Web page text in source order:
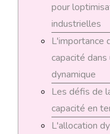
pour
industrielles
L'importance
capacité
dynamique
Les défis de
capacité en
L'allocation